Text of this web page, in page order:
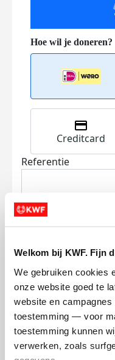
Welkom bij KWF. Fijn
We gebruiken cookies
onze website goed te
website en
toestemming — voor
toestemming kunnen
verwerken, zoals
Creditcard
Referentie
Ik wil
en betaal €0.75